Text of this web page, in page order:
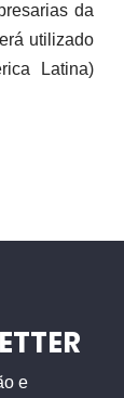
da
utilizado
Latina)
e